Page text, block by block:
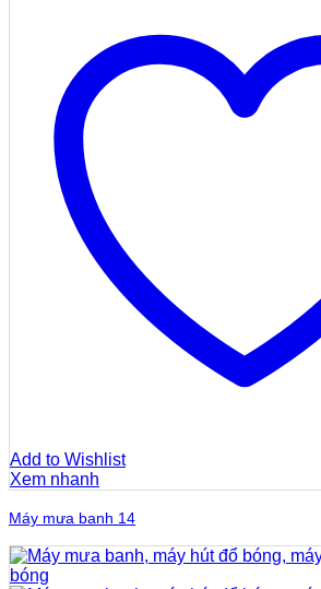
Add to Wishlist
Xem nhanh
Máy mưa banh 14